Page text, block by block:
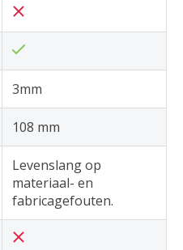
3mm
108 mm
Levenslang op
materiaal- en
fabricagefouten.